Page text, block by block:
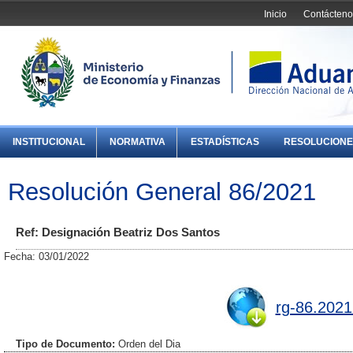
Inicio
INSTITUCIONAL NORMATIVA ESTADÍSTICAS
Resolución General 86/2021
Ref: Designación Beatriz Dos Santos
Fecha: 03/01/2022
rg-
Tipo de Documento: Orden del Dia